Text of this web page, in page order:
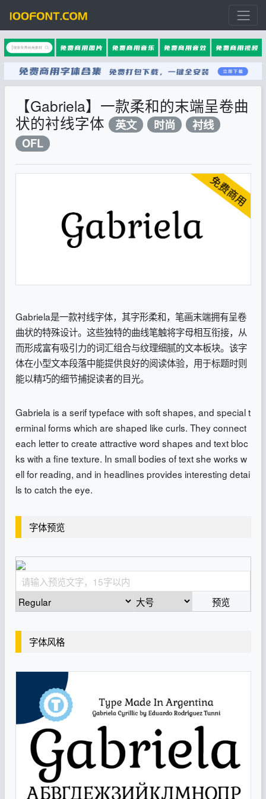
【Gabriela】一款柔和的末端呈卷曲
状的衬线字体
英文 时尚
衬线
OFL
Gabriela是一款衬线字体，其字形柔和，笔画末端拥有呈卷
曲状的特殊设计。这些独特的曲线笔触将字母相互衔接，从
而形成富有吸引力的词汇组合与纹理细腻的文本板块。该字
体在小型文本段落中能提供良好的阅读体验，用于标题时则
能以精巧的细节捕捉读者的目光。
Gabriela is a serif typeface with soft shapes, and special t
erminal forms which are shaped like curls. They connect
each letter to create attractive word shapes and text bloc
ks with a fine texture. In small bodies of text she works w
ell for reading, and in headlines provides interesting detai
ls to catch the eye.
字体预览
预览
字体风格